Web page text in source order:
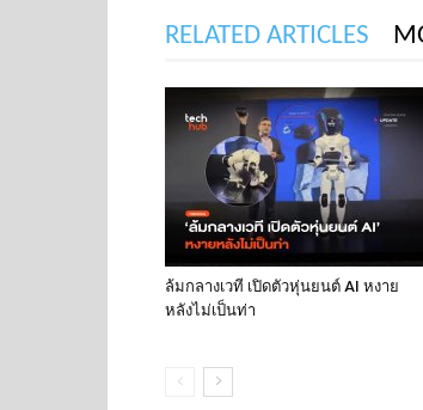
RELATED ARTICLES
ล้มกลางเวที เปิดตัวหุ่นยนต์ AI หงาย
หลังไม่เป็นท่า